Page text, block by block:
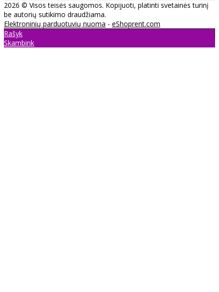
2026 © Visos teisės saugomos. Kopijuoti, platinti svetainės turinį
be autorių sutikimo draudžiama.
Elektroninių parduotuvių nuoma - eShoprent.com
Rašyk
Skambink